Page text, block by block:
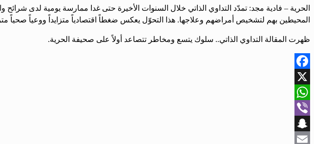
الحرية – فادية مجد: تمدّد التداوي الذاتي خلال السنوات الأخيرة حتى غدا ممارسة يومية لدى
المحيطين بهم لتشخيص أمراضهم وعلاجها. هذا التحوّل يعكس ضغطاً اقتصادياً متزايداً ووعياً صحياً
ظهرت المقالة التداوي الذاتي.. سلوك يتسع ومخاطر تتصاعد أولاً على صحيفة الحرية.
Facebook
X
WhatsApp
Viber
Snapchat